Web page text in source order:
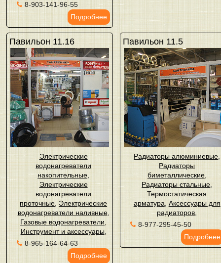
8-903-141-96-55
Подробнее
Павильон 11.16
Электрические
водонагреватели
накопительные
Электрические
водонагреватели
проточные Электрические
водонагреватели наливные,
Газовые водонагреватели
Инструмент и аксессуары,
8-965-164-64-63
Подробнее
Павильон 11.5
Радиаторы алюминиевые
Радиаторы
биметаллические,
Радиаторы стальные
Термостатическая
арматура Аксессуары для
радиаторов
8-977-295-45-50
Подробнее